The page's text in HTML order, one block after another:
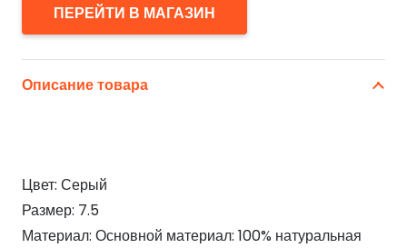
ПЕРЕЙТИ В МАГАЗИН
Описание товара
Цвет: Серый
Размер: 7.5
Материал: Основной материал: 100% натуральная